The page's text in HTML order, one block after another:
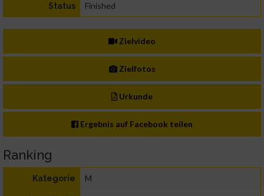
Status Finished
Zielvideo
Zielfotos
Urkunde
Ergebnis auf Facebook teilen
Ranking
Kategorie M